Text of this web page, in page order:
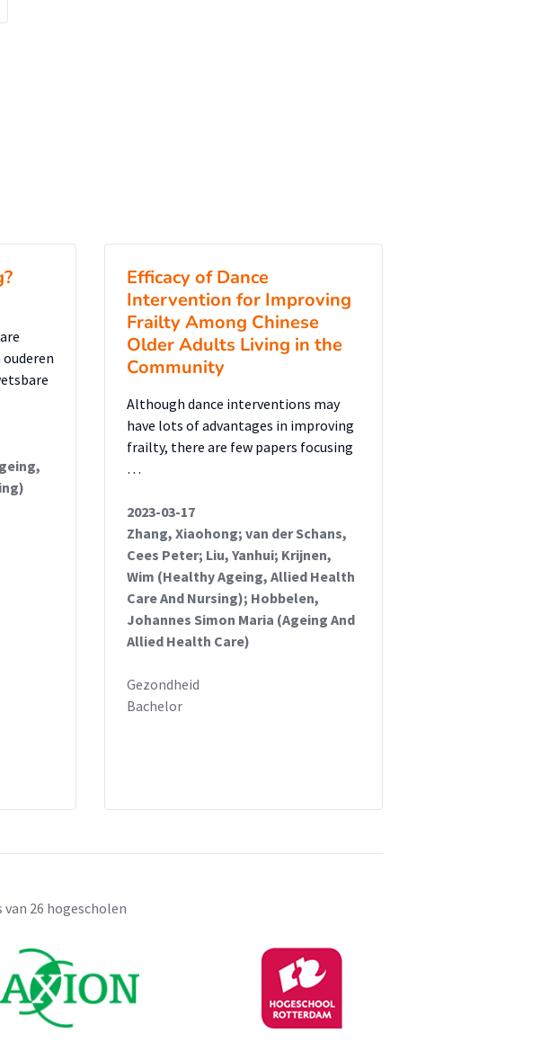
ouderen
Efficacy of Dance
Intervention for Improving
Frailty Among Chinese
Older Adults Living in the
Community
Although dance interventions may
have lots of advantages in improving
frailty, there are few papers focusing
…
2023-03-17
Zhang, Xiaohong; van der Schans,
Cees Peter; Liu, Yanhui; Krijnen,
Wim (Healthy Ageing, Allied Health
Care And Nursing); Hobbelen,
Johannes Simon Maria (Ageing And
Allied Health Care)
Gezondheid
Bachelor
26 hogescholen